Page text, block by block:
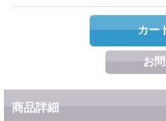
商品詳細